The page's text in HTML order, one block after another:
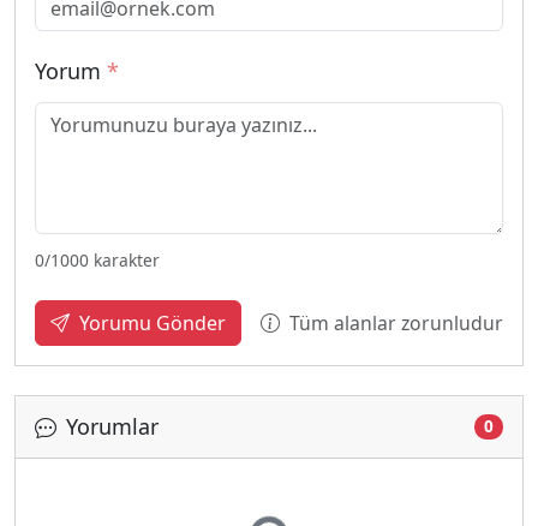
Yorum *
0/1000 karakter
Yorumu Gönder Tüm alanlar zorunludur
Yorumlar 0